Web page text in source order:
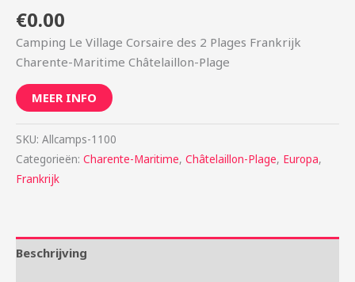
€0.00
Camping Le Village Corsaire des 2 Plages Frankrijk
Charente-Maritime Châtelaillon-Plage
MEER INFO
SKU: Allcamps-1100
Categorieën: Charente-Maritime, Châtelaillon-Plage, Europa,
Frankrijk
Beschrijving